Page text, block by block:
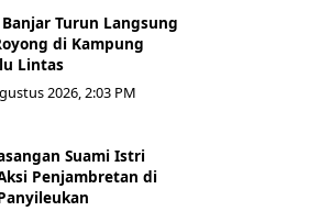
Turun Langsung
di Kampung
Lintas
2026, 2:03 PM
Suami Istri
Penjambretan di